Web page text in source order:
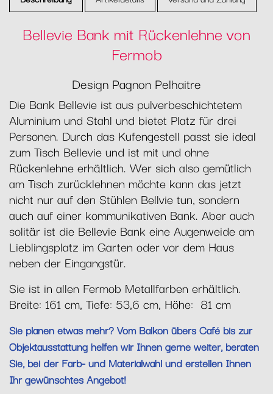
Bellevie Bank mit Rückenlehne von
Fermob
Design Pagnon Pelhaitre
Die Bank Bellevie ist aus pulverbeschichtetem
Aluminium und Stahl und bietet Platz für drei
Personen. Durch das Kufengestell passt sie ideal
zum Tisch Bellevie und ist mit und ohne
Rückenlehne erhältlich. Wer sich also gemütlich
am Tisch zurücklehnen möchte kann das jetzt
nicht nur auf den Stühlen Bellvie tun, sondern
auch auf einer kommunikativen Bank. Aber auch
solitär ist die Bellevie Bank eine Augenweide am
Lieblingsplatz im Garten oder vor dem Haus
neben der Eingangstür.
Sie ist in allen Fermob Metallfarben erhältlich.
Breite: 161 cm, Tiefe: 53,6 cm, Höhe: 81 cm
Sie planen etwas mehr? Vom Balkon übers Café bis zur
Objektausstattung helfen wir Ihnen gerne weiter, beraten
Sie, bei der Farb- und Materialwahl und erstellen Ihnen
Ihr gewünschtes Angebot!